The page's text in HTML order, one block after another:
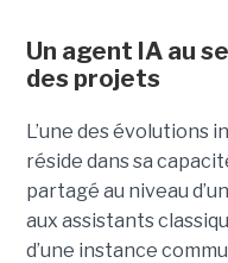
Un agent IA au
des projets
L’une des évolutions
réside dans sa
partagé au niveau
aux assistants
d’une instance